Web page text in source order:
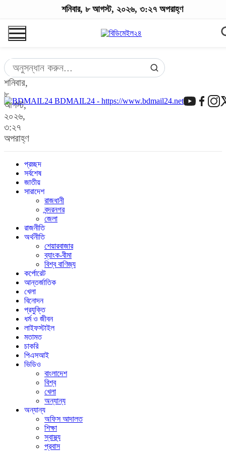
শনিবার,
৮
আগস্ট,
২০২৬,
৩:২৭
অপরাহ্ণ
BDMAIL24 - https://www.bdmail24.net
প্রচ্ছদ
সর্বশেষ
জাতীয়
সারাদেশ
রাজধানী
বন্দরনগর
জেলা
রাজনীতি
অর্থনীতি
শেয়ারবাজার
ব্যাংক-বীমা
বিশ্ব বাণিজ্য
কর্পোরেট
আন্তর্জাতিক
খেলা
বিনোদন
প্রযুক্তি
ধর্ম ও জীবন
লাইফস্টাইল
মতামত
চাকরি
পিএসআই
ভিডিও
বাংলাদেশ
বিশ্ব
খেলা
অন্যান্য
অন্যান্য
অফিস আদালত
শিক্ষা
স্বাস্থ্য
প্রবাস
শনিবার, ৮ আগস্ট, ২০২৬, ৩:২৭ অপরাহ্ণ